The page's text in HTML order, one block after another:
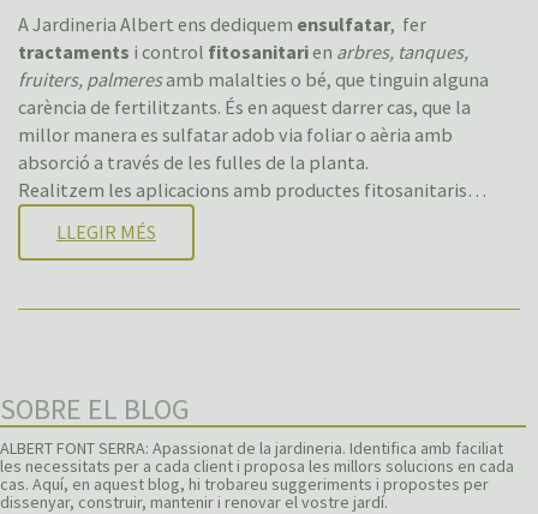
A Jardineria Albert ens dediquem ensulfatar, fer
tractaments i control fitosanitarien arbres, tanques,
fruiters, palmeresamb malalties o bé, que tinguin alguna
carència de fertilitzants. És en aquest darrer cas, que la
millor manera es sulfatar adob via foliar o aèria amb
absorció a través de les fulles de la planta.
Realitzem les aplicacions amb productes fitosanitaris…
LLEGIR MÉS
SOBRE EL BLOG
ALBERT FONT SERRA: Apassionat de la jardineria. Identifica amb faciliat
les necessitats per a cada client i proposa les millors solucions en cada
cas. Aquí, en aquest blog, hi trobareu suggeriments i propostes per
dissenyar, construir, mantenir i renovar el vostre jardí.